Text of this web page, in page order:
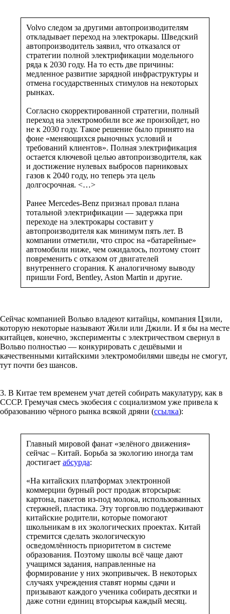
Volvo следом за другими автопроизводителям
откладывает переход на электрокары. Шведский
автопроизводитель заявил, что отказался от
стратегии полной электрификации модельного
ряда к 2030 году. На то есть две причины:
медленное развитие зарядной инфраструктуры и
отмена государственных стимулов на некоторых
рынках.
Согласно скорректированной стратегии, полный
переход на электромобили все же произойдет, но
не к 2030 году. Такое решение было принято на
фоне «меняющихся рыночных условий и
требований клиентов». Полная электрификация
остается ключевой целью автопроизводителя, как
и достижение нулевых выбросов парниковых
газов к 2040 году, но теперь эта цель
долгосрочная. <…>
Ранее Mercedes-Benz признал провал плана
тотальной электрификации — задержка при
переходе на электрокары составит у
автопроизводителя как минимум пять лет. В
компании отметили, что спрос на «батарейные»
автомобили ниже, чем ожидалось, поэтому стоит
повременить с отказом от двигателей
внутреннего сгорания. К аналогичному выводу
пришли Ford, Bentley, Aston Martin и другие.
Сейчас компанией Вольво владеют китайцы, компания Цзили,
которую некоторые называют Жили или Джили. И я бы на месте
китайцев, конечно, эксперименты с электричеством свернул в
Вольво полностью — конкурировать с дешёвыми и
качественными китайскими электромобилями шведы не смогут,
тут почти без шансов.
3. В Китае тем временем учат детей собирать макулатуру, как в
СССР. Гремучая смесь экобесия с социализмом уже привела к
образованию чёрного рынка всякой дряни (ссылка):
Главный мировой фанат «зелёного движения»
сейчас – Китай. Борьба за экологию иногда там
достигает абсурда:
«На китайских платформах электронной
коммерции бурный рост продаж вторсырья:
картона, пакетов из-под молока, использованных
стержней, пластика. Эту торговлю поддерживают
китайские родители, которые помогают
школьникам в их экологических проектах. Китай
стремится сделать экологическую
осведомлённость приоритетом в системе
образования. Поэтому школы всё чаще дают
учащимся задания, направленные на
формирование у них экопривычек. В некоторых
случаях учреждения ставят нормы сдачи и
призывают каждого ученика собирать десятки и
даже сотни единиц вторсырья каждый месяц.